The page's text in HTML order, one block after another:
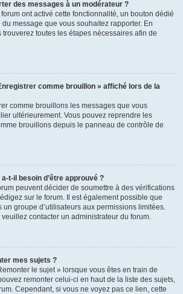
des messages à un modérateur ?
ont activé cette fonctionnalité, un bouton dédié
message que vous souhaitez rapporter. En
toutes les étapes nécessaires afin de
comme brouillon » affiché lors de la
comme brouillons les messages que vous
ultérieurement. Vous pouvez reprendre les
brouillons depuis le panneau de contrôle de
t-il besoin d’être approuvé ?
peuvent décider de soumettre à des vérifications
sur le forum. Il est également possible que
un groupe d’utilisateurs aux permissions limitées.
veuillez contacter un administrateur du forum.
mes sujets ?
le sujet » lorsque vous êtes en train de
remonter celui-ci en haut de la liste des sujets,
Cependant, si vous ne voyez pas ce lien, cette